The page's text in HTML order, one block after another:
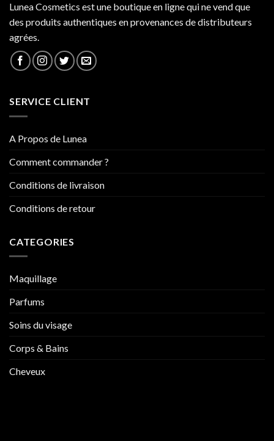
Lunea Cosmetics est une boutique en ligne qui ne vend que
des produits authentiques en provenances de distributeurs
agrées.
SERVICE CLIENT
A Propos de Lunea
Comment commander ?
Conditions de livraison
Conditions de retour
CATEGORIES
Maquillage
Parfums
Soins du visage
Corps & Bains
Cheveux